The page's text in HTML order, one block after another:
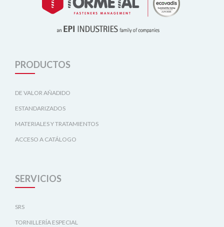
PRODUCTOS
DE VALOR AÑADIDO
ESTANDARIZADOS
MATERIALES Y TRATAMIENTOS
ACCESO A CATÁLOGO
SERVICIOS
SRS
TORNILLERÍA ESPECIAL